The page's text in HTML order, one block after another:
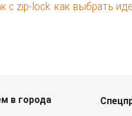
с zip-lock: как выбрать
в города